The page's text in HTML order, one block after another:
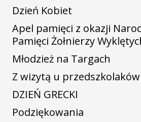
Dzień Kobiet
Apel pamięci z okazji
Pamięci Żołnierzy
Młodzież na Targach
Z wizytą u przedszkolaków
DZIEŃ GRECKI
Podziękowania